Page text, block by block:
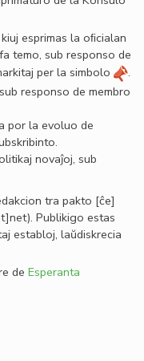
esprimas la oﬁcialan
temo, sub responso de
per la simbolo
.
responso de membro
por la evoluo de
novaĵoj, sub
tra pakto [ĉe]
. Publikigo estas
establoj, laŭdiskrecia
de Esperanta